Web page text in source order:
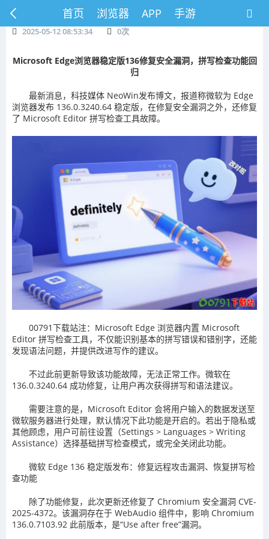
首页 浏览器 APP 手游
2025-05-12 08:53:34 0次
Microsoft Edge浏览器稳定版136修复安全漏洞，拼写检查功能回
归
最新消息，科技媒体 NeoWin发布博文，报道称微软为 Edge
浏览器发布 136.0.3240.64 稳定版，在修复安全漏洞之外，还修复
了 Microsoft Editor 拼写检查工具故障。
00791下载站注：Microsoft Edge 浏览器内置 Microsoft
Editor 拼写检查工具，不仅能识别基本的拼写错误和错别字，还能
发现语法问题，并提供改进写作的建议。
不过此前更新导致该功能故障，无法正常工作。微软在
136.0.3240.64 成功修复，让用户再次获得拼写和语法建议。
需要注意的是，Microsoft Editor 会将用户输入的数据发送至
微软服务器进行处理，默认情况下此功能是开启的。若出于隐私或
其他顾虑，用户可前往设置（Settings > Languages > Writing
Assistance）选择基础拼写检查模式，或完全关闭此功能。
微软 Edge 136 稳定版发布：修复远程攻击漏洞、恢复拼写检
查功能
除了功能修复，此次更新还修复了 Chromium 安全漏洞 CVE-
2025-4372。该漏洞存在于 WebAudio 组件中，影响 Chromium
136.0.7103.92 此前版本，是“Use after free”漏洞。